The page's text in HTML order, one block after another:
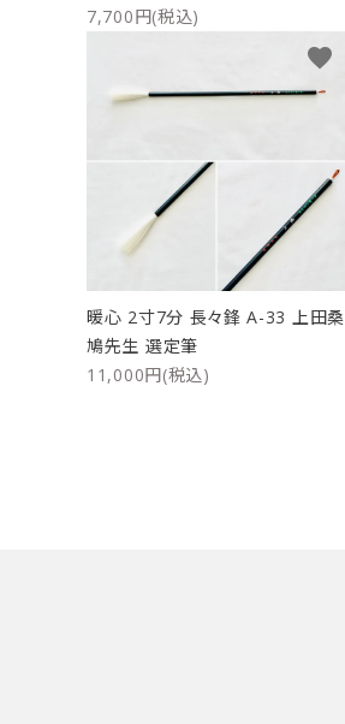
7,700円(税込)
暖心 2寸7分 長々鋒 A-33 上田桑
鳩先生 選定筆
11,000円(税込)
favorite